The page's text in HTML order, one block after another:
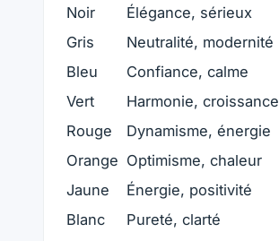
Noir
Élégance, sérieux
Gris
Neutralité, modernité
Bleu
Confiance, calme
Vert
Harmonie, croissance
Rouge
Dynamisme, énergie
Orange Optimisme, chaleur
Jaune
Énergie, positivité
Blanc
Pureté, clarté